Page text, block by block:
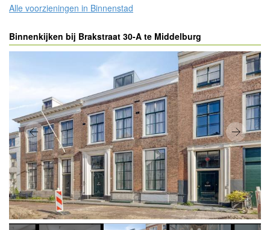
Binnenkijken bij Brakstraat 30-A te Middelburg